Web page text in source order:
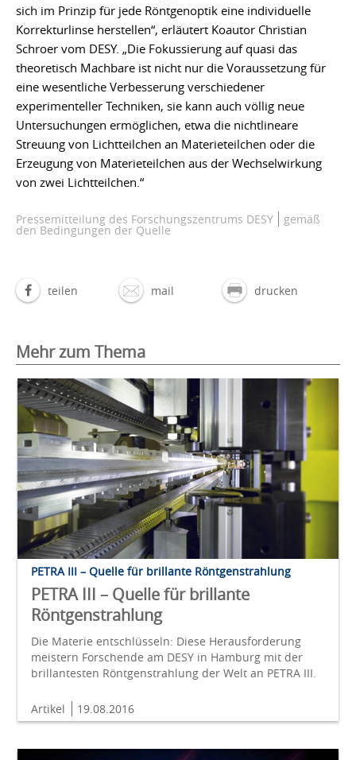
sich im Prinzip für jede Röntgenoptik eine individuelle
Korrekturlinse herstellen“, erläutert Koautor Christian
Schroer vom DESY. „Die Fokussierung auf quasi das
theoretisch Machbare ist nicht nur die Voraussetzung für
eine wesentliche Verbesserung verschiedener
experimenteller Techniken, sie kann auch völlig neue
Untersuchungen ermöglichen, etwa die nichtlineare
Streuung von Lichtteilchen an Materieteilchen oder die
Erzeugung von Materieteilchen aus der Wechselwirkung
von zwei Lichtteilchen.“
Pressemitteilung des Forschungszentrums DESY gemäß
den Bedingungen der Quelle
teilen mail drucken
Mehr zum Thema
PETRA III – Quelle für brillante Röntgenstrahlung
PETRA III – Quelle für brillante
Röntgenstrahlung
Die Materie entschlüsseln: Diese Herausforderung
meistern Forschende am DESY in Hamburg mit der
brillantesten Röntgenstrahlung der Welt an PETRA III.
Artikel 19.08.2016